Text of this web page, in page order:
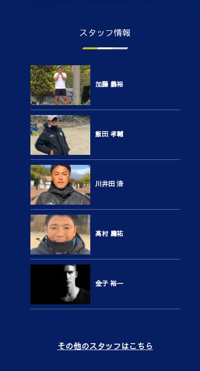
スタッフ情報
加藤 義裕
飯田 孝輔
川井田 浩
高村 庸祐
金子 裕一
その他のスタッフはこちら